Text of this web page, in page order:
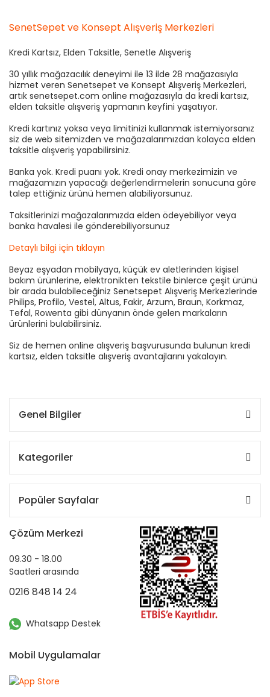
SenetSepet ve Konsept Alışveriş Merkezleri
Kredi Kartsız, Elden Taksitle, Senetle Alışveriş
30 yıllık mağazacılık deneyimi ile 13 ilde 28 mağazasıyla
hizmet veren Senetsepet ve Konsept Alışveriş Merkezleri,
artık senetsepet.com online mağazasıyla da kredi kartsız,
elden taksitle alışveriş yapmanın keyfini yaşatıyor.
Kredi kartınız yoksa veya limitinizi kullanmak istemiyorsanız
siz de web sitemizden ve mağazalarımızdan kolayca elden
taksitle alışveriş yapabilirsiniz.
Banka yok. Kredi puanı yok. Kredi onay merkezimizin ve
mağazamızın yapacağı değerlendirmelerin sonucuna göre
talep ettiğiniz ürünü hemen alabiliyorsunuz.
Taksitlerinizi mağazalarımızda elden ödeyebiliyor veya
banka havalesi ile gönderebiliyorsunuz
Detaylı bilgi için tıklayın
Beyaz eşyadan mobilyaya, küçük ev aletlerinden kişisel
bakım ürünlerine, elektronikten tekstile binlerce çeşit ürünü
bir arada bulabileceğiniz Senetsepet Alışveriş Merkezlerinde
Philips, Profilo, Vestel, Altus, Fakir, Arzum, Braun, Korkmaz,
Tefal, Rowenta gibi dünyanın önde gelen markaların
ürünlerini bulabilirsiniz.
Siz de hemen online alışveriş başvurusunda bulunun kredi
kartsız, elden taksitle alışveriş avantajlarını yakalayın.
Genel Bilgiler
Kategoriler
Popüler Sayfalar
Çözüm Merkezi
09.30 - 18.00
Saatleri arasında
0216 848 14 24
Whatsapp Destek
Mobil Uygulamalar